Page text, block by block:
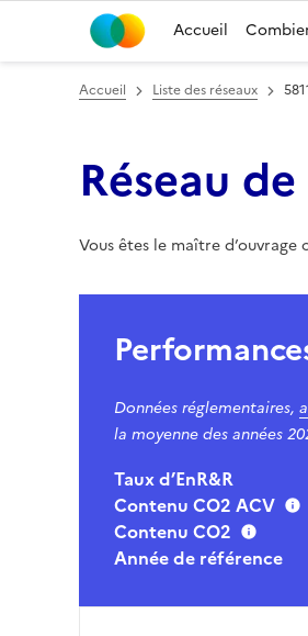
Accueil
Accueil Liste des réseaux
Réseau
Vous êtes le maître
Données réglementaires,
la moyenne des années
Taux d’EnR&R
Contenu CO2 ACV
Contenu CO2
Année de référence